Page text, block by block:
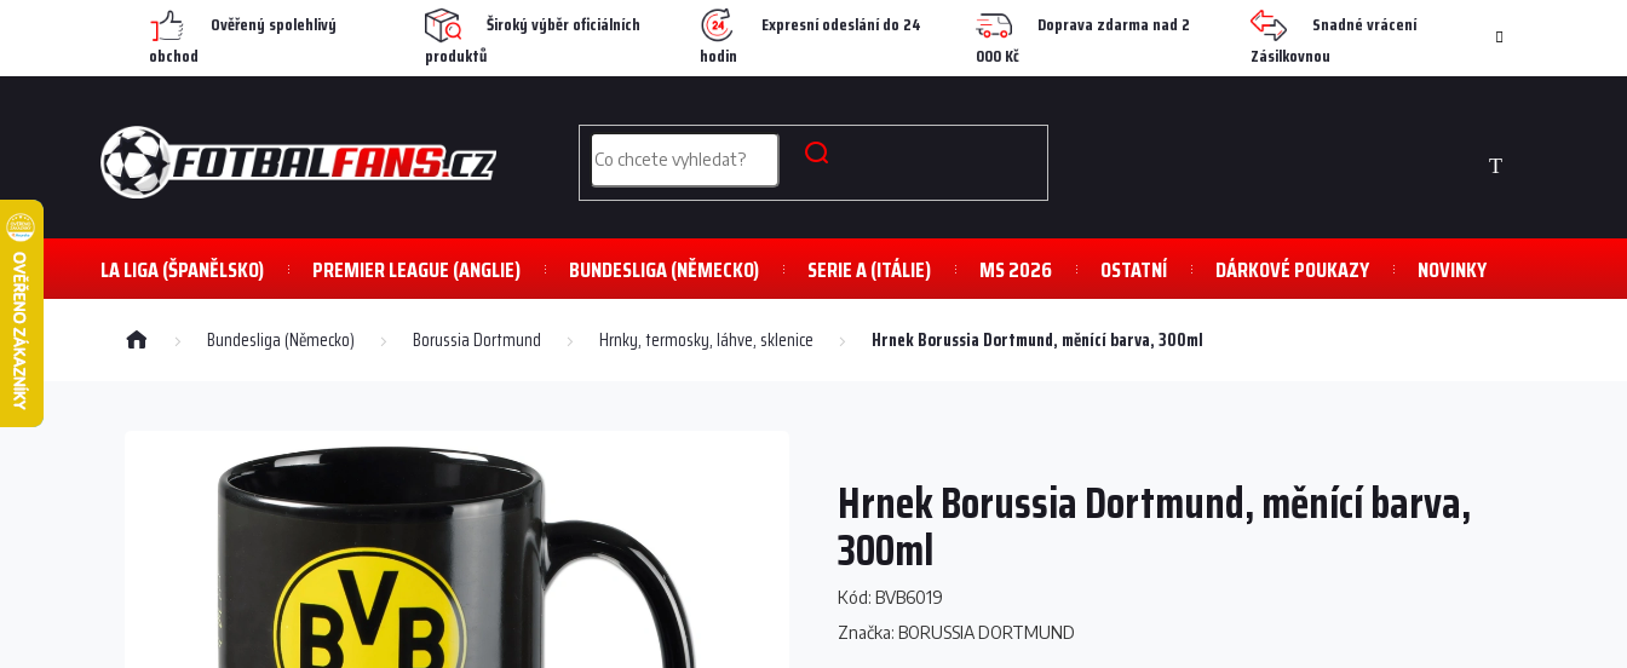
Ověřený spolehlivý
obchod
Široký výběr oficiálních
produktů
Expresní odeslání do 24
hodin
Doprava zdarma nad 2
000 Kč
Snadné vrácení
Zásilkovnou
NÁKUPNÍ
LA LIGA (ŠPANĚLSKO) PREMIER LEAGUE (ANGLIE) BUNDESLIGA (NĚMECKO) SERIE A (ITÁLIE) MS 2026 OSTATNÍ DÁRKOVÉ POUKAZY NOVINKY
Domů Bundesliga (Německo) Borussia Dortmund Hrnky, termosky, láhve, sklenice Hrnek Borussia Dortmund, měnící barva, 300ml
Hrnek Borussia Dortmund, měnící barva,
300ml
Kód: BVB6019
Značka: BORUSSIA DORTMUND